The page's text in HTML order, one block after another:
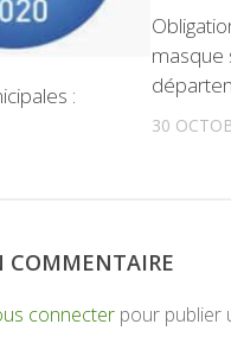
:
masque
30
COMMENTAIRE
connecter pour publier